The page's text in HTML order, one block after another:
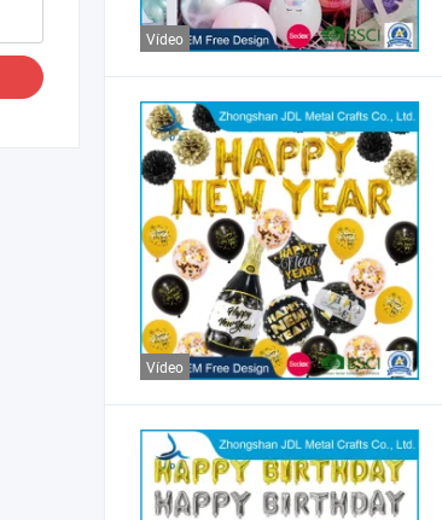
Vídeo
Vídeo